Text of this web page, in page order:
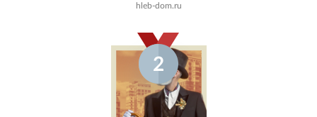
hleb-dom.ru
2